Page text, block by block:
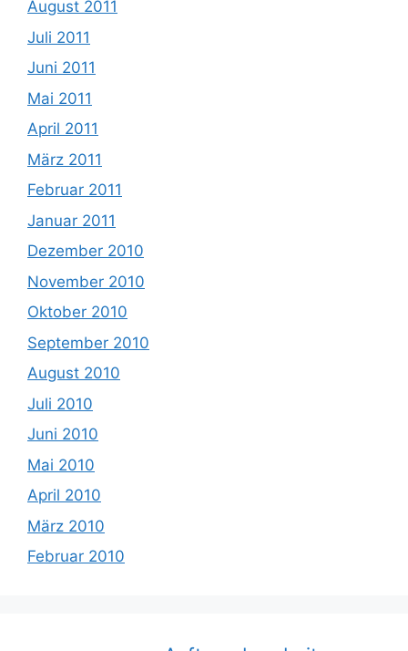
August 2011
Juli 2011
Juni 2011
Mai 2011
April 2011
März 2011
Februar 2011
Januar 2011
Dezember 2010
November 2010
Oktober 2010
September 2010
August 2010
Juli 2010
Juni 2010
Mai 2010
April 2010
März 2010
Februar 2010